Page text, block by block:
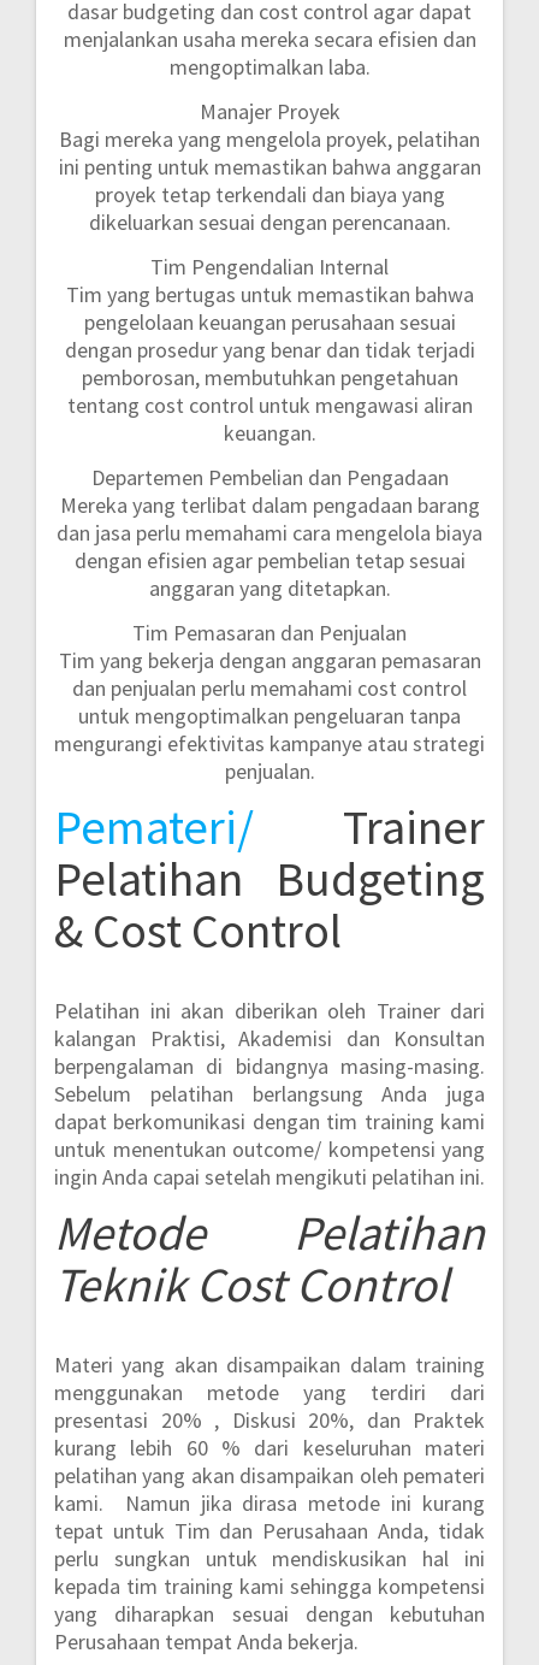
dasar budgeting dan cost control agar dapat
menjalankan usaha mereka secara efisien dan
mengoptimalkan laba.
Manajer Proyek
Bagi mereka yang mengelola proyek, pelatihan
ini penting untuk memastikan bahwa anggaran
proyek tetap terkendali dan biaya yang
dikeluarkan sesuai dengan perencanaan.
Tim Pengendalian Internal
Tim yang bertugas untuk memastikan bahwa
pengelolaan keuangan perusahaan sesuai
dengan prosedur yang benar dan tidak terjadi
pemborosan, membutuhkan pengetahuan
tentang cost control untuk mengawasi aliran
keuangan.
Departemen Pembelian dan Pengadaan
Mereka yang terlibat dalam pengadaan barang
dan jasa perlu memahami cara mengelola biaya
dengan efisien agar pembelian tetap sesuai
anggaran yang ditetapkan.
Tim Pemasaran dan Penjualan
Tim yang bekerja dengan anggaran pemasaran
dan penjualan perlu memahami cost control
untuk mengoptimalkan pengeluaran tanpa
mengurangi efektivitas kampanye atau strategi
penjualan.
Pemateri/ Trainer
Pelatihan Budgeting
& Cost Control
Pelatihan ini akan diberikan oleh Trainer dari
kalangan Praktisi, Akademisi dan Konsultan
berpengalaman di bidangnya masing-masing.
Sebelum pelatihan berlangsung Anda juga
dapat berkomunikasi dengan tim training kami
untuk menentukan outcome/ kompetensi yang
ingin Anda capai setelah mengikuti pelatihan ini.
MetodePelatihan
Teknik Cost Control
Materi yang akan disampaikan dalam training
menggunakan metode yang terdiri dari
presentasi 20% , Diskusi 20%, dan Praktek
kurang lebih 60 % dari keseluruhan materi
pelatihan yang akan disampaikan oleh pemateri
kami. Namun jika dirasa metode ini kurang
tepat untuk Tim dan Perusahaan Anda, tidak
perlu sungkan untuk mendiskusikan hal ini
kepada tim training kami sehingga kompetensi
yang diharapkan sesuai dengan kebutuhan
Perusahaan tempat Anda bekerja.